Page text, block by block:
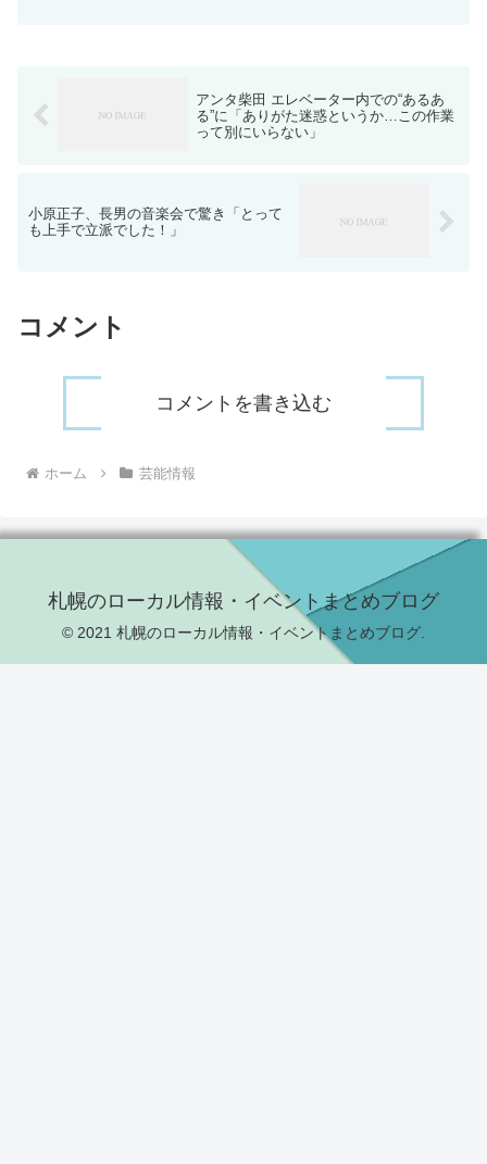
アンタ柴田 エレベーター内での“あるあ
る”に「ありがた迷惑というか…この作業
って別にいらない」
小原正子、長男の音楽会で驚き「とって
も上手で立派でした！」
コメント
コメントを書き込む
ホーム 芸能情報
札幌のローカル情報・イベントまとめブログ
© 2021 札幌のローカル情報・イベントまとめブログ.